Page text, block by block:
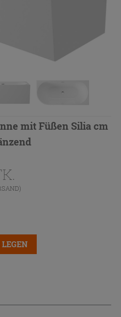
mit Füßen Silia cm
)